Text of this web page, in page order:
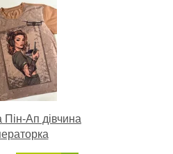
Пін-Ап дівчина